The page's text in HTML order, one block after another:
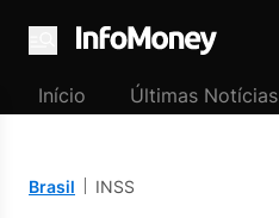
Menu
Início Últimas Notícias
Brasil INSS